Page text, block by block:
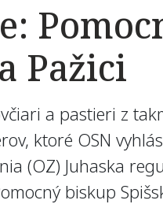
Pažici
a pastieri z
ktoré OSN
(OZ) Juhaska
biskup